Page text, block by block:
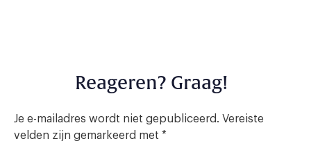
Reageren? Graag!
Je e-mailadres wordt niet gepubliceerd. Vereiste
velden zijn gemarkeerd met *